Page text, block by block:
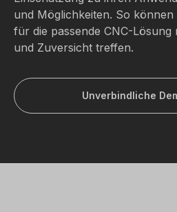
und Möglichkeiten. So können
für die passende CNC-Lösung
und Zuversicht treffen.
Unverbindliche